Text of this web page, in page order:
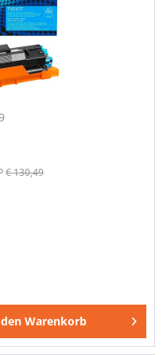
€ 130,49
Warenkorb